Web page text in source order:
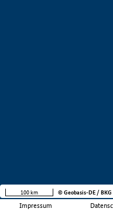
Impressum
100 km © Geobasis-DE / BKG